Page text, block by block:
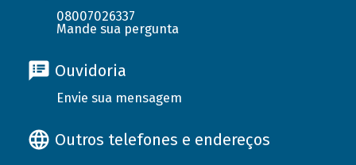
08007026337
Mande sua pergunta
Ouvidoria
Envie sua mensagem
Outros telefones e endereços